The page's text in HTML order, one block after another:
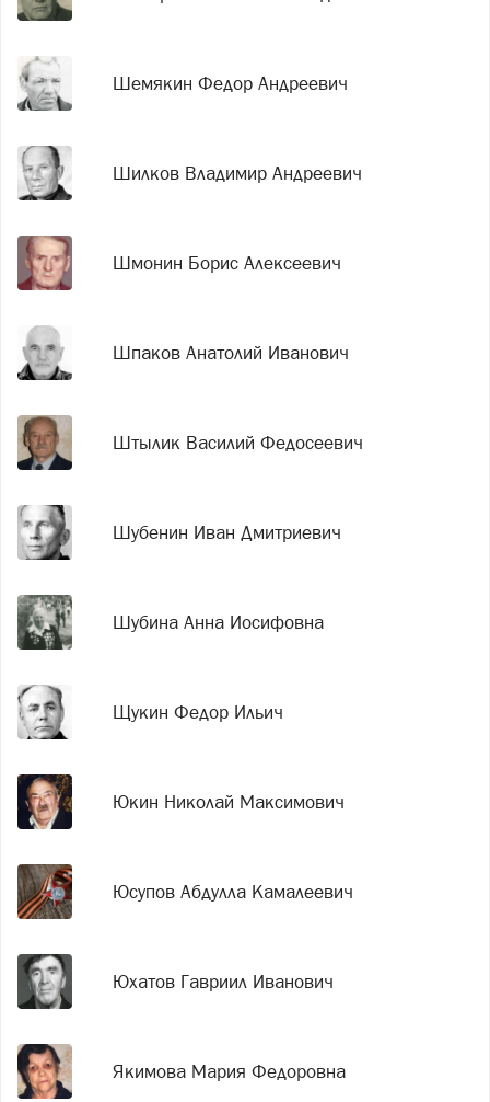
Шемякин Федор Андреевич
Шилков Владимир Андреевич
Шмонин Борис Алексеевич
Шпаков Анатолий Иванович
Штылик Василий Федосеевич
Шубенин Иван Дмитриевич
Шубина Анна Иосифовна
Щукин Федор Ильич
Юкин Николай Максимович
Юсупов Абдулла Камалеевич
Юхатов Гавриил Иванович
Якимова Мария Федоровна